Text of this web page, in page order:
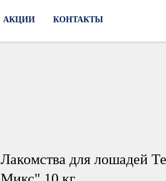
АКЦИИ КОНТАКТЫ
Лакомства для лошадей